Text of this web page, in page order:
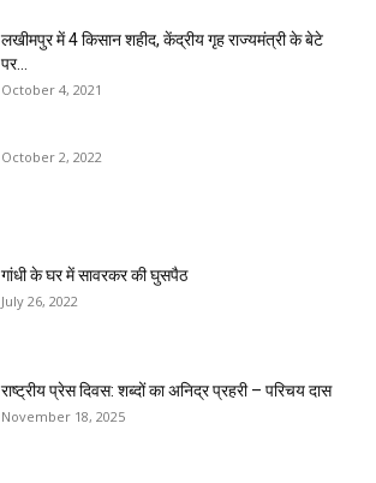
लखीमपुर में 4 किसान शहीद, केंद्रीय गृह राज्यमंत्री के बेटे
पर...
October 4, 2021
October 2, 2022
गांधी के घर में सावरकर की घुसपैठ
July 26, 2022
राष्ट्रीय प्रेस दिवस: शब्दों का अनिद्र प्रहरी – परिचय दास
November 18, 2025